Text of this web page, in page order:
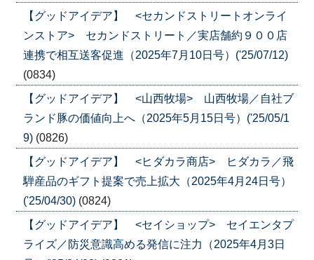
【グッドアイデア】 <セカンドストリートオンライ
ンストア> セカンドストリート／実店舗約９００店
連携で相互送客促進（2025年7月10日号）('25/07/12)
(0834)
【グッドアイデア】 <山西牧場> 山西牧場／自社ブ
ランド豚の価値向上へ（2025年5月15日号）('25/05/1
9) (0826)
【グッドアイデア】 <ヒダカラ商店> ヒダカラ／飛
騨産品のギフト提案で売上拡大（2025年4月24日号）
('25/04/30) (0824)
【グッドアイデア】 <セイショップ> セイエンタプ
ライズ／防災意識高める発信に注力（2025年4月3日